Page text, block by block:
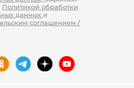
Политикой обработки
данных и
соглашением /